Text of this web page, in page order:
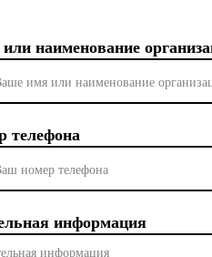
наименование
телефона
информация